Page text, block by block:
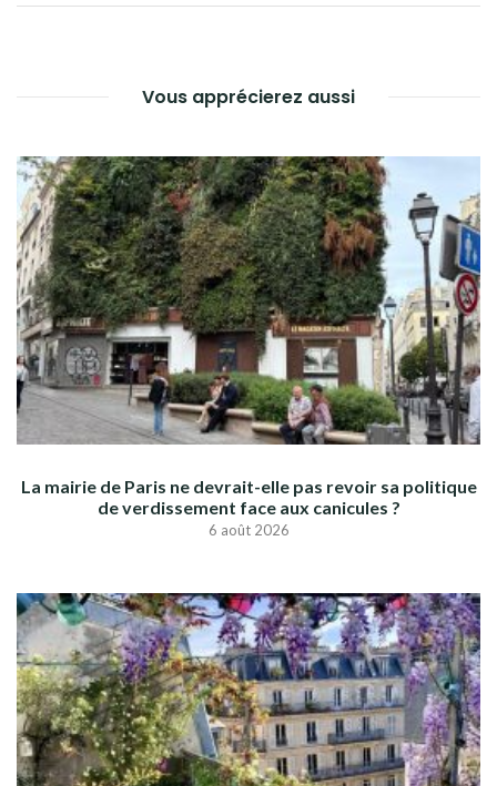
L’ARTICLE
Vous apprécierez aussi
La mairie de Paris ne devrait-elle pas revoir sa politique
de verdissement face aux canicules ?
6 août 2026